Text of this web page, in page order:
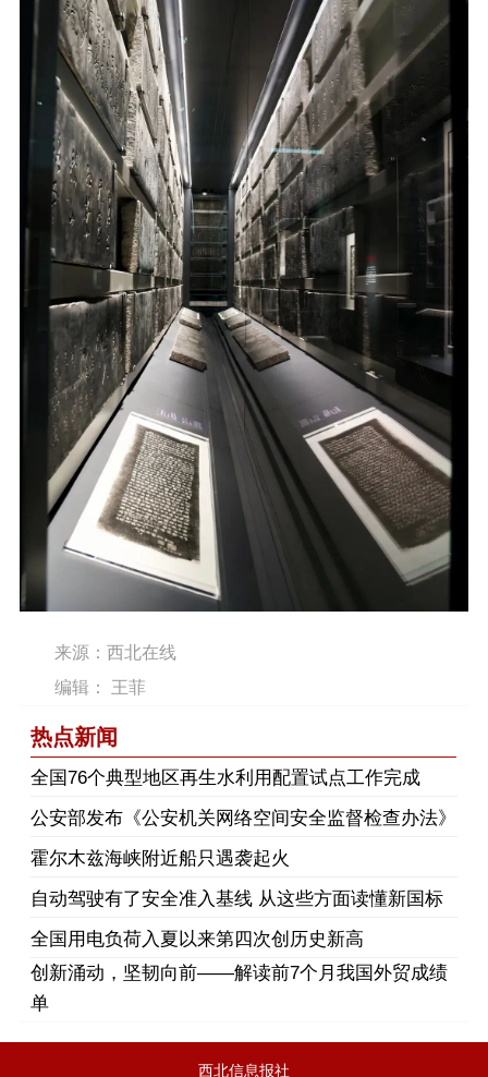
来源：西北在线
编辑： 王菲
热点新闻
​全国76个典型地区再生水利用配置试点工作完成
公安部发布《公安机关网络空间安全监督检查办法》
霍尔木兹海峡附近船只遇袭起火
自动驾驶有了安全准入基线 从这些方面读懂新国标
全国用电负荷入夏以来第四次创历史新高
创新涌动，坚韧向前——解读前7个月我国外贸成绩
单
西北信息报社